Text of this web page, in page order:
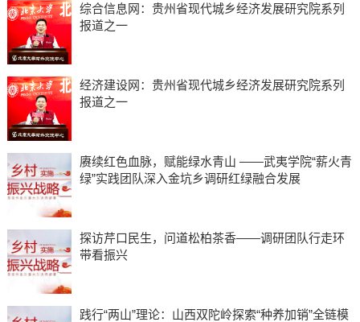
综合信息网：贵州省现代城乡经济发展研究院系列
报道之一
经济建设网：贵州省现代城乡经济发展研究院系列
报道之一
赓续红色血脉，赋能绿水青山 ——武夷学院“薪火青
绿”实践团队深入金坑乡调研红绿融合发展
探访芹口民生，问道松柏茶香——调研团队行走环
带看振兴
践行“两山”理论：山西双陀岭探索“种养加销”全链模